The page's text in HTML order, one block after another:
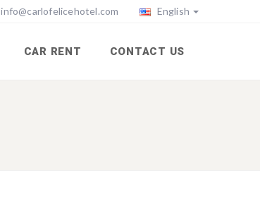
info@carlofelicehotel.com English
CAR RENT CONTACT US